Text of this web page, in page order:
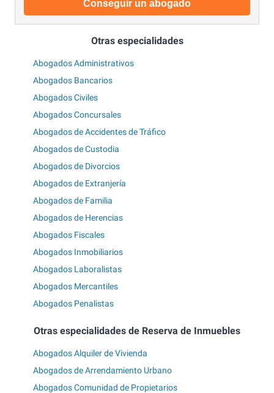
Conseguir un abogado
Otras especialidades
Abogados Administrativos
Abogados Bancarios
Abogados Civiles
Abogados Concursales
Abogados de Accidentes de Tráfico
Abogados de Custodia
Abogados de Divorcios
Abogados de Extranjería
Abogados de Familia
Abogados de Herencias
Abogados Fiscales
Abogados Inmobiliarios
Abogados Laboralistas
Abogados Mercantiles
Abogados Penalistas
Otras especialidades de Reserva de Inmuebles
Abogados Alquiler de Vivienda
Abogados de Arrendamiento Urbano
Abogados Comunidad de Propietarios